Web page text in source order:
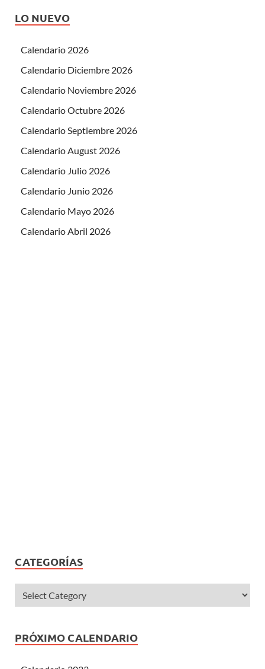
LO NUEVO
Calendario 2026
Calendario Diciembre 2026
Calendario Noviembre 2026
Calendario Octubre 2026
Calendario Septiembre 2026
Calendario August 2026
Calendario Julio 2026
Calendario Junio 2026
Calendario Mayo 2026
Calendario Abril 2026
CATEGORÍAS
PRÓXIMO CALENDARIO